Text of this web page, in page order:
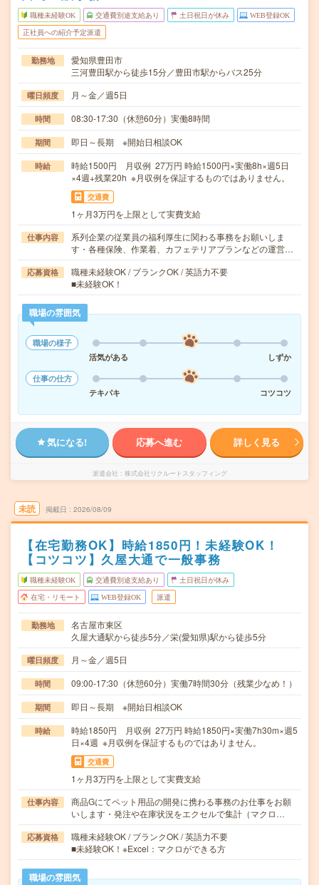
職種未経験OK 交通費別途支給あり 土日祝日が休み WEB登録OK
正社員への紹介予定派遣
勤務地
愛知県豊田市
三河豊田駅から徒歩15分／豊田市駅からバス25分
曜日頻度 月～金／週5日
時間 08:30-17:30（休憩60分）実働8時間
期間 即日～長期 ※開始日相談OK
時給
時給1500円 月収例 27万円 時給1500円×実働8h×週5日
×4週+残業20h ※月収例を保証するものではありません。
交通費
1ヶ月3万円を上限として実費支給
仕事内容
系列企業の従業員の福利厚生に関わる事務をお願いしま
す・各種保険、作業着、カフェテリアプランなどの運営…
応募資格
職種未経験OK / ブランクOK / 英語力不要
■未経験OK！
職場の雰囲気
職場の様子
活気がある
しずか
仕事の仕方
テキパキ
コツコツ
気になる! 応募へ進む 詳しく見る
派遣会社 株式会社リクルートスタッフィング
未読 掲載日 2026/08/09
【在宅勤務OK】時給1850円！未経験OK！
【コツコツ】久屋大通で一般事務
職種未経験OK 交通費別途支給あり 土日祝日が休み
在宅・リモート WEB登録OK 派遣
勤務地
名古屋市東区
久屋大通駅から徒歩5分／栄(愛知県)駅から徒歩5分
曜日頻度 月～金／週5日
時間 09:00-17:30（休憩60分）実働7時間30分（残業少なめ！）
期間 即日～長期 ※開始日相談OK
時給
時給1850円 月収例 27万円 時給1850円×実働7h30m×週5
日×4週 ※月収例を保証するものではありません。
交通費
1ヶ月3万円を上限として実費支給
仕事内容
商品Gにてペット用品の開発に携わる事務のお仕事をお願
いします・発注や在庫状況をエクセルで集計（マクロ…
応募資格
職種未経験OK / ブランクOK / 英語力不要
■未経験OK！※Excel：マクロができる方
職場の雰囲気